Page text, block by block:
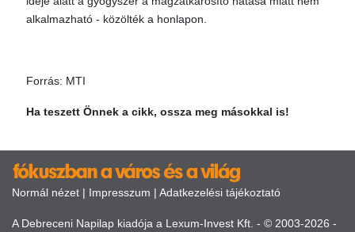
alkalmazható - közölték a honlapon.
Forrás: MTI
Ha teszett Önnek a cikk, ossza meg másokkal is!
Normál nézet | Impresszum | Adatkezelési tájékoztató
A Debreceni Napilap kiadója a Lexum-Invest Kft. - © 2003-2026 -